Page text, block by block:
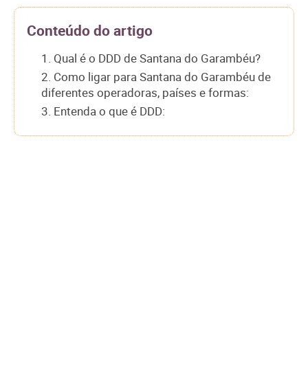
Conteúdo do artigo
1. Qual é o DDD de Santana do Garambéu?
2. Como ligar para Santana do Garambéu de
diferentes operadoras, países e formas:
3. Entenda o que é DDD: